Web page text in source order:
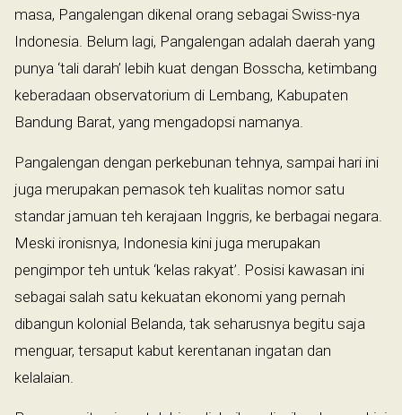
masa, Pangalengan dikenal orang sebagai Swiss-nya
Indonesia. Belum lagi, Pangalengan adalah daerah yang
punya ‘tali darah’ lebih kuat dengan Bosscha, ketimbang
keberadaan observatorium di Lembang, Kabupaten
Bandung Barat, yang mengadopsi namanya.
Pangalengan dengan perkebunan tehnya, sampai hari ini
juga merupakan pemasok teh kualitas nomor satu
standar jamuan teh kerajaan Inggris, ke berbagai negara.
Meski ironisnya, Indonesia kini juga merupakan
pengimpor teh untuk ‘kelas rakyat’. Posisi kawasan ini
sebagai salah satu kekuatan ekonomi yang pernah
dibangun kolonial Belanda, tak seharusnya begitu saja
menguar, tersaput kabut kerentanan ingatan dan
kelalaian.